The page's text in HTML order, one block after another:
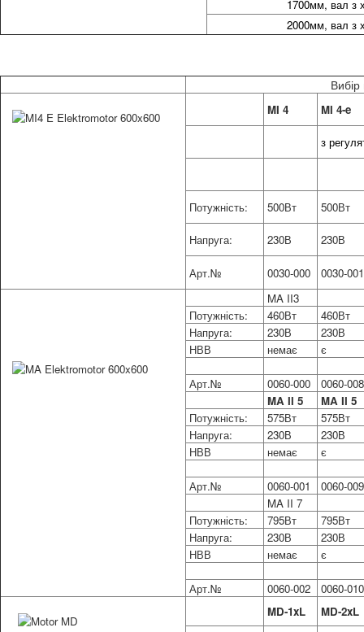
1700мм, вал з
2000мм, вал з
MI 4 MI 4-e
з
Потужність: 500Вт 500Вт
Напруга: 230В 230В
Арт.№ 0030-000
0030-001
MA II3
Потужність:
460Вт
460Вт
Напруга:
230В
230В
НВВ
немає є
Арт.№ 0060-000
0060-008
MA II 5
MA II 5
Потужність:
575Вт
575Вт
Напруга:
230В
230В
НВВ
немає є
Арт.№ 0060-001
0060-009
MA II 7
Потужність:
795Вт
795Вт
Напруга:
230В
230В
НВВ
немає є
Арт.№ 0060-002
0060-010
MD-1xL
MD-2xL